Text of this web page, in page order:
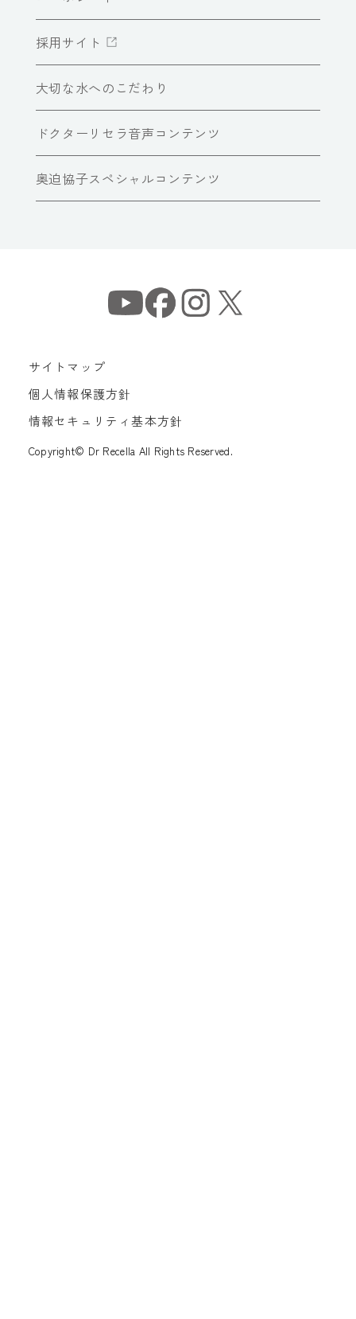
採用サイト
大切な水へのこだわり
ドクターリセラ音声コンテンツ
奥迫協子スペシャルコンテンツ
サイトマップ
個人情報保護方針
情報セキュリティ基本方針
Copyright© Dr Recella All Rights Reserved.